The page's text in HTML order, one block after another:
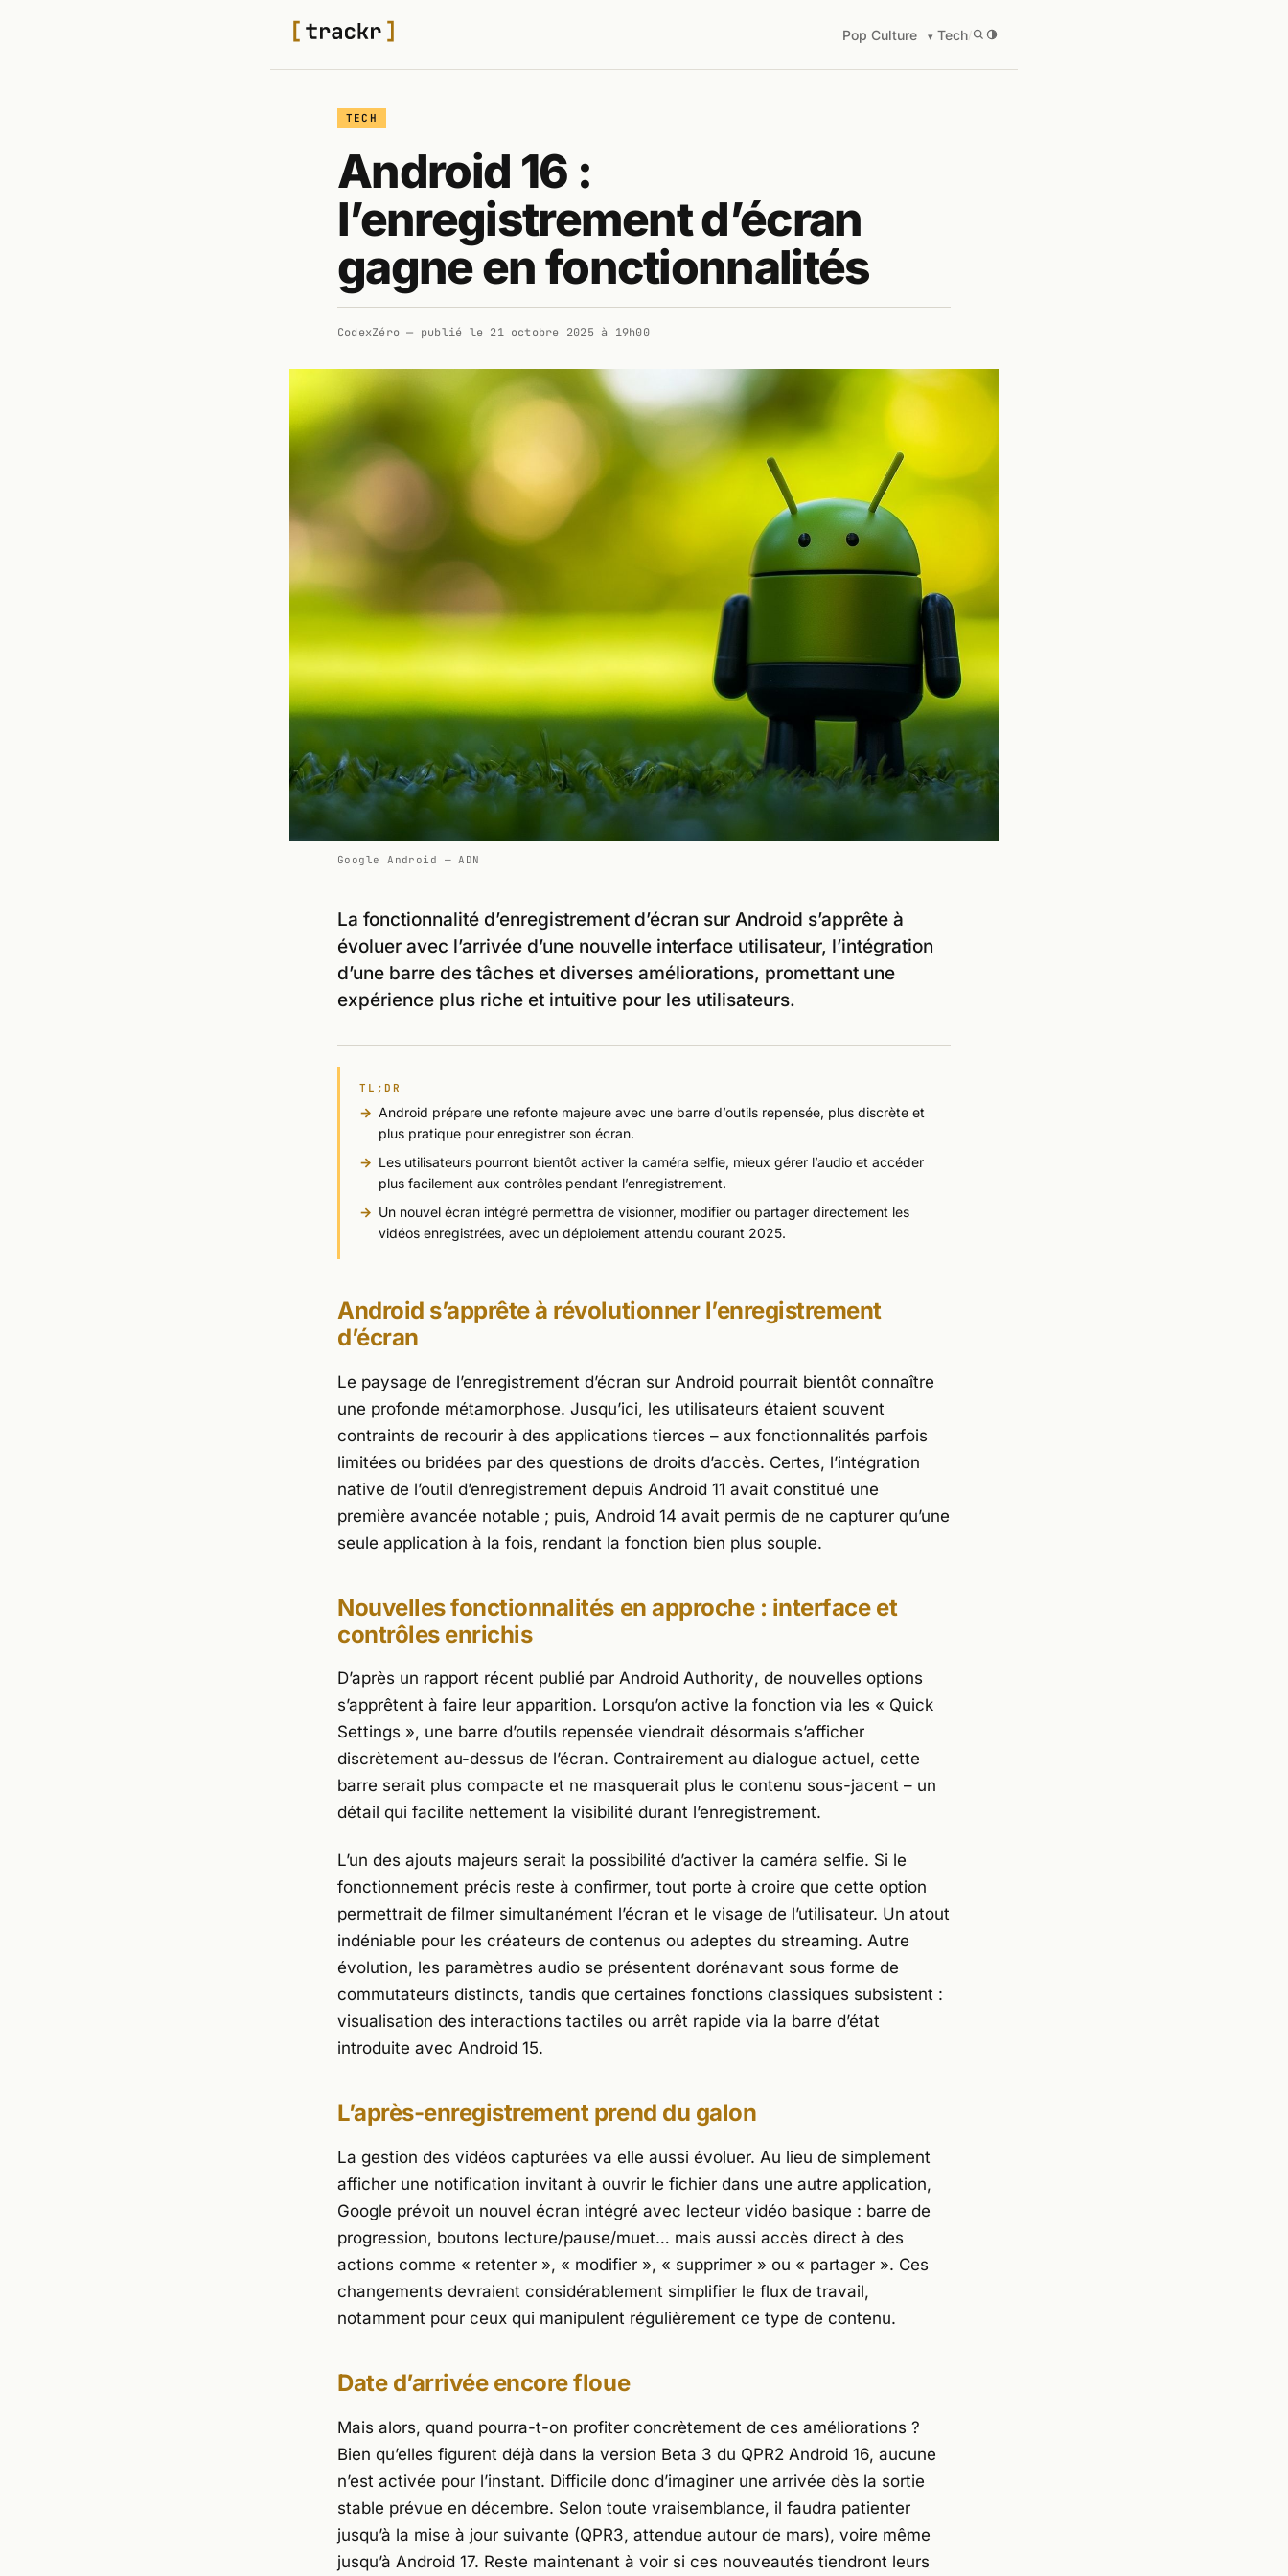
Pop Culture Tech/
TECH
Android 16 :
l’enregistrement d’écran
gagne en fonctionnalités
CodexZéro — publié le 21 octobre 2025 à 19h00
Google Android — ADN
La fonctionnalité d’enregistrement d’écran sur Android s’apprête à
évoluer avec l’arrivée d’une nouvelle interface utilisateur, l’intégration
d’une barre des tâches et diverses améliorations, promettant une
expérience plus riche et intuitive pour les utilisateurs.
TL;DR
Android prépare une refonte majeure avec une barre d’outils repensée, plus discrète et
plus pratique pour enregistrer son écran.
Les utilisateurs pourront bientôt activer la caméra selfie, mieux gérer l’audio et accéder
plus facilement aux contrôles pendant l’enregistrement.
Un nouvel écran intégré permettra de visionner, modifier ou partager directement les
vidéos enregistrées, avec un déploiement attendu courant 2025.
Android s’apprête à révolutionner l’enregistrement
d’écran
Le paysage de l’enregistrement d’écran sur Android pourrait bientôt connaître
une profonde métamorphose. Jusqu’ici, les utilisateurs étaient souvent
contraints de recourir à des applications tierces – aux fonctionnalités parfois
limitées ou bridées par des questions de droits d’accès. Certes, l’intégration
native de l’outil d’enregistrement depuis Android 11 avait constitué une
première avancée notable ; puis, Android 14 avait permis de ne capturer qu’une
seule application à la fois, rendant la fonction bien plus souple.
Nouvelles fonctionnalités en approche : interface et
contrôles enrichis
D’après un rapport récent publié par Android Authority, de nouvelles options
s’apprêtent à faire leur apparition. Lorsqu’on active la fonction via les « Quick
Settings », une barre d’outils repensée viendrait désormais s’afficher
discrètement au-dessus de l’écran. Contrairement au dialogue actuel, cette
barre serait plus compacte et ne masquerait plus le contenu sous-jacent – un
détail qui facilite nettement la visibilité durant l’enregistrement.
L’un des ajouts majeurs serait la possibilité d’activer la caméra selfie. Si le
fonctionnement précis reste à confirmer, tout porte à croire que cette option
permettrait de filmer simultanément l’écran et le visage de l’utilisateur. Un atout
indéniable pour les créateurs de contenus ou adeptes du streaming. Autre
évolution, les paramètres audio se présentent dorénavant sous forme de
commutateurs distincts, tandis que certaines fonctions classiques subsistent :
visualisation des interactions tactiles ou arrêt rapide via la barre d’état
introduite avec Android 15.
L’après-enregistrement prend du galon
La gestion des vidéos capturées va elle aussi évoluer. Au lieu de simplement
afficher une notification invitant à ouvrir le fichier dans une autre application,
Google prévoit un nouvel écran intégré avec lecteur vidéo basique : barre de
progression, boutons lecture/pause/muet… mais aussi accès direct à des
actions comme « retenter », « modifier », « supprimer » ou « partager ». Ces
changements devraient considérablement simplifier le flux de travail,
notamment pour ceux qui manipulent régulièrement ce type de contenu.
Date d’arrivée encore floue
Mais alors, quand pourra-t-on profiter concrètement de ces améliorations ?
Bien qu’elles figurent déjà dans la version Beta 3 du QPR2 Android 16, aucune
n’est activée pour l’instant. Difficile donc d’imaginer une arrivée dès la sortie
stable prévue en décembre. Selon toute vraisemblance, il faudra patienter
jusqu’à la mise à jour suivante (QPR3, attendue autour de mars), voire même
jusqu’à Android 17. Reste maintenant à voir si ces nouveautés tiendront leurs